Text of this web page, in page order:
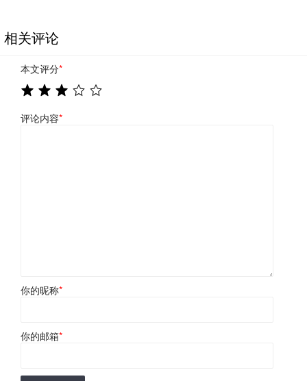
相关评论
本文评分*
评论内容*
你的昵称*
你的邮箱*